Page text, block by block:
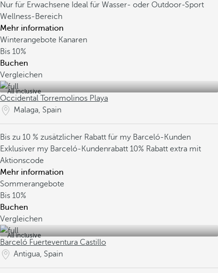
Nur für Erwachsene Ideal für Wasser- oder Outdoor-Sport
Wellness-Bereich
Mehr information
Winterangebote Kanaren
Bis 10%
Buchen
Vergleichen
All inclusive
Occidental Torremolinos Playa
Malaga, Spain
Bis zu 10 % zusätzlicher Rabatt für my Barceló-Kunden
Exklusiver my Barceló-Kundenrabatt 10% Rabatt extra mit
Aktionscode
Mehr information
Sommerangebote
Bis 10%
Buchen
Vergleichen
All inclusive
Barceló Fuerteventura Castillo
Antigua, Spain